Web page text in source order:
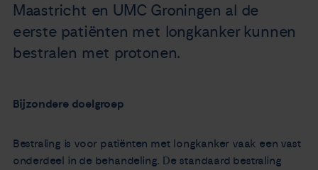
Maastricht en UMC Groningen al de
eerste patiënten met longkanker kunnen
bestralen met protonen.
Bijzondere doelgroep
Bestraling is voor patiënten met longkanker vaak een vast
onderdeel in de behandeling. De standaard bestraling